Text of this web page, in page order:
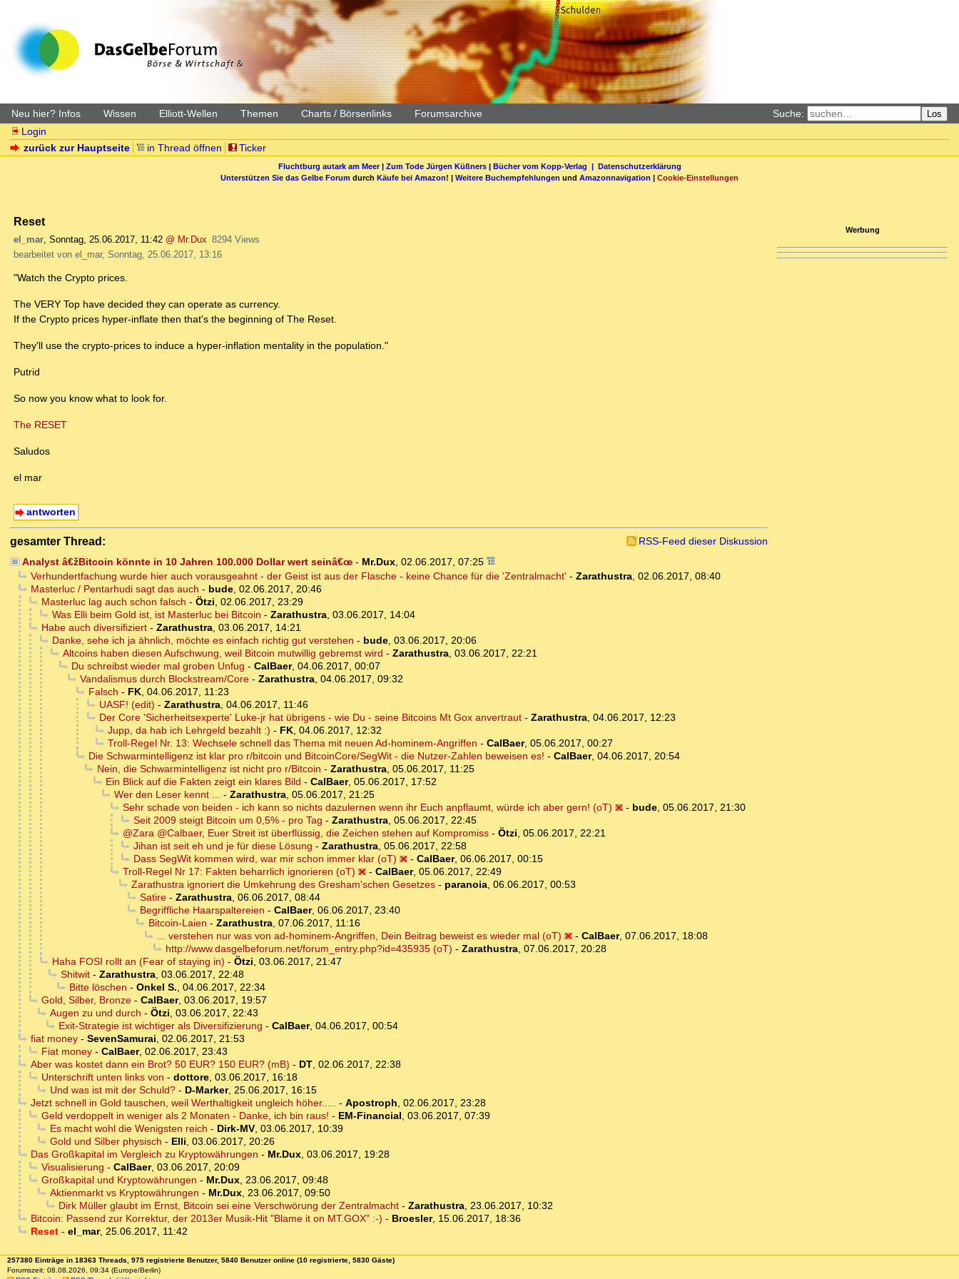
Neu hier? Infos Wissen Elliott-Wellen Themen Charts / Börsenlinks Forumsarchive Suche: Los
Login
zurück zur Hauptseite
in Thread öffnen Ticker
Fluchtburg autark am Meer| Zum Tode Jürgen Küßners| Bücher vom Kopp-Verlag | Datenschutzerklärung
Unterstützen Sie das Gelbe Forum durch Käufe bei Amazon! | Weitere Buchempfehlungen und Amazonnavigation | Cookie-Einstellungen
Reset
el_mar, Sonntag, 25.06.2017, 11:42 @ Mr.Dux 8294 Views
bearbeitet von el_mar, Sonntag, 25.06.2017, 13:16
"Watch the Crypto prices.
The VERY Top have decided they can operate as currency.
If the Crypto prices hyper-inflate then that's the beginning of The Reset.
They'll use the crypto-prices to induce a hyper-inflation mentality in the population."
Putrid
So now you know what to look for.
The RESET
Saludos
el mar
antworten
gesamter Thread:
RSS-Feed dieser Diskussion
Analyst â€žBitcoin könnte in 10 Jahren 100.000 Dollar wert seinâ€œ- Mr.Dux, 02.06.2017, 07:25
Verhundertfachung wurde hier auch vorausgeahnt - der Geist ist aus der Flasche - keine Chance für die 'Zentralmacht' - Zarathustra, 02.06.2017, 08:40
Masterluc / Pentarhudi sagt das auch - bude, 02.06.2017, 20:46
Masterluc lag auch schon falsch - Ötzi, 02.06.2017, 23:29
Was Elli beim Gold ist, ist Masterluc bei Bitcoin - Zarathustra, 03.06.2017, 14:04
Habe auch diversifiziert- Zarathustra, 03.06.2017, 14:21
Danke, sehe ich ja ähnlich, möchte es einfach richtig gut verstehen - bude, 03.06.2017, 20:06
Altcoins haben diesen Aufschwung, weil Bitcoin mutwillig gebremst wird - Zarathustra, 03.06.2017, 22:21
Du schreibst wieder mal groben Unfug - CalBaer, 04.06.2017, 00:07
Vandalismus durch Blockstream/Core- Zarathustra, 04.06.2017, 09:32
Falsch - FK, 04.06.2017, 11:23
UASF! (edit) - Zarathustra, 04.06.2017, 11:46
Der Core 'Sicherheitsexperte' Luke-jr hat übrigens - wie Du - seine Bitcoins Mt Gox anvertraut- Zarathustra, 04.06.2017, 12:23
Jupp, da hab ich Lehrgeld bezahlt :) - FK, 04.06.2017, 12:32
Troll-Regel Nr. 13: Wechsele schnell das Thema mit neuen Ad-hominem-Angriffen - CalBaer, 05.06.2017, 00:27
Die Schwarmintelligenz ist klar pro r/bitcoin und BitcoinCore/SegWit - die Nutzer-Zahlen beweisen es! - CalBaer, 04.06.2017, 20:54
Nein, die Schwarmintelligenz ist nicht pro r/Bitcoin - Zarathustra, 05.06.2017, 11:25
Ein Blick auf die Fakten zeigt ein klares Bild - CalBaer, 05.06.2017, 17:52
Wer den Leser kennt ... - Zarathustra, 05.06.2017, 21:25
Sehr schade von beiden - ich kann so nichts dazulernen wenn ihr Euch anpflaumt, würde ich aber gern! (oT)
- bude, 05.06.2017, 21:30
Seit 2009 steigt Bitcoin um 0,5% - pro Tag - Zarathustra, 05.06.2017, 22:45
@Zara @Calbaer, Euer Streit ist überflüssig, die Zeichen stehen auf Kompromiss- Ötzi, 05.06.2017, 22:21
Jihan ist seit eh und je für diese Lösung - Zarathustra, 05.06.2017, 22:58
Dass SegWit kommen wird, war mir schon immer klar (oT)
- CalBaer, 06.06.2017, 00:15
Troll-Regel Nr 17: Fakten beharrlich ignorieren (oT)
- CalBaer, 05.06.2017, 22:49
Zarathustra ignoriert die Umkehrung des Gresham'schen Gesetzes- paranoia, 06.06.2017, 00:53
Satire- Zarathustra, 06.06.2017, 08:44
Begriffliche Haarspaltereien - CalBaer, 06.06.2017, 23:40
Bitcoin-Laien - Zarathustra, 07.06.2017, 11:16
... verstehen nur was von ad-hominem-Angriffen, Dein Beitrag beweist es wieder mal (oT)
- CalBaer, 07.06.2017, 18:08
http://www.dasgelbeforum.net/forum_entry.php?id=435935 (oT) - Zarathustra, 07.06.2017, 20:28
Haha FOSI rollt an (Fear of staying in) - Ötzi, 03.06.2017, 21:47
Shitwit- Zarathustra, 03.06.2017, 22:48
Bitte löschen - Onkel S., 04.06.2017, 22:34
Gold, Silber, Bronze- CalBaer, 03.06.2017, 19:57
Augen zu und durch - Ötzi, 03.06.2017, 22:43
Exit-Strategie ist wichtiger als Diversifizierung - CalBaer, 04.06.2017, 00:54
fiat money- SevenSamurai, 02.06.2017, 21:53
Fiat money- CalBaer, 02.06.2017, 23:43
Aber was kostet dann ein Brot? 50 EUR? 150 EUR? (mB) - DT, 02.06.2017, 22:38
Unterschrift unten links von - dottore, 03.06.2017, 16:18
Und was ist mit der Schuld?- D-Marker, 25.06.2017, 16:15
Jetzt schnell in Gold tauschen, weil Werthaltigkeit ungleich höher..... - Apostroph, 02.06.2017, 23:28
Geld verdoppelt in weniger als 2 Monaten - Danke, ich bin raus! - EM-Financial, 03.06.2017, 07:39
Es macht wohl die Wenigsten reich - Dirk-MV, 03.06.2017, 10:39
Gold und Silber physisch - Elli, 03.06.2017, 20:26
Das Großkapital im Vergleich zu Kryptowährungen - Mr.Dux, 03.06.2017, 19:28
Visualisierung - CalBaer, 03.06.2017, 20:09
Großkapital und Kryptowährungen - Mr.Dux, 23.06.2017, 09:48
Aktienmarkt vs Kryptowährungen - Mr.Dux, 23.06.2017, 09:50
Dirk Müller glaubt im Ernst, Bitcoin sei eine Verschwörung der Zentralmacht- Zarathustra, 23.06.2017, 10:32
Bitcoin: Passend zur Korrektur, der 2013er Musik-Hit "Blame it on MT.GOX" :-) - Broesler, 15.06.2017, 18:36
Reset- el_mar, 25.06.2017, 11:42
Werbung
257380 Einträge in 18363 Threads, 975 registrierte Benutzer, 5840 Benutzer online (10 registrierte, 5830 Gäste)
Forumszeit: 08.08.2026, 09:34 (Europe/Berlin)